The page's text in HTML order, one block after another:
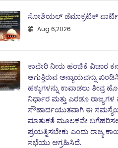
ಸೋಶಿಯಲ್ ಡೆಮಾಕ್ರಟಿಕ್
Aug 6,2026
ಕಾವೇರಿ ನೀರು ಹಂಚಿಕೆ ವಿಚಾರ
ಆಗುತ್ತಿರುವ ಅನ್ಯಾಯವನ್ನು
ಹಕ್ಕುಗಳನ್ನು ಕಾಪಾಡಲು ತೀವ್ರ
ನಿರ್ಧಾರ ಮತ್ತು ಎರಡೂ ರಾಜ್ಯಗಳ
ಸೌಹಾರ್ದಯುತವಾಗಿ ಈ
ಮಾತುಕತೆ ಮೂಲಕವೇ
ಪ್ರಯತ್ನಿಸಬೇಕು ಎಂದು ರಾಜ್ಯ
ಸಭೆಯು ಆಗ್ರಹಿಸಿದೆ.